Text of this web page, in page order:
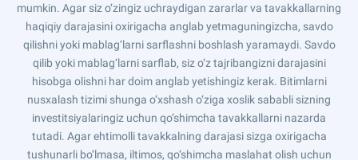
mumkin. Agar siz o‘zingiz uchraydigan zararlar va tavakkallarning
haqiqiy darajasini oxirigacha anglab yetmaguningizcha, savdo
qilishni yoki mablag‘larni sarflashni boshlash yaramaydi. Savdo
qilib yoki mablag‘larni sarflab, siz o‘z tajribangizni darajasini
hisobga olishni har doim anglab yetishingiz kerak. Bitimlarni
nusxalash tizimi shunga o‘xshash o‘ziga xoslik sababli sizning
investitsiyalaringiz uchun qo‘shimcha tavakkallarni nazarda
tutadi. Agar ehtimolli tavakkalning darajasi sizga oxirigacha
tushunarli bo‘lmasa, iltimos, qo‘shimcha maslahat olish uchun